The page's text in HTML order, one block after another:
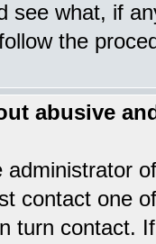
see what, if
the
abusive
administrator
contact one
turn contact.